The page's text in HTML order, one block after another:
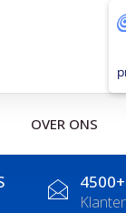
OVER ONS